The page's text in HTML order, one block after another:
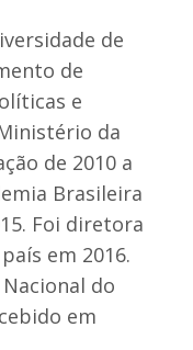
de
de
e
da
de 2010 a
Brasileira
Foi diretora
em 2016.
do
em